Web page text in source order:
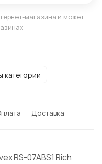
магазина и может
категории
Доставка
RS-07ABS1 Rich